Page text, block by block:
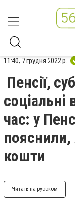
11:40, 7 грудня 2022 р.
Пенсії,
соціальні
час: у
пояснили,
кошти
Читать на русском